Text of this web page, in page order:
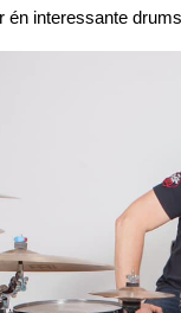
én interessante